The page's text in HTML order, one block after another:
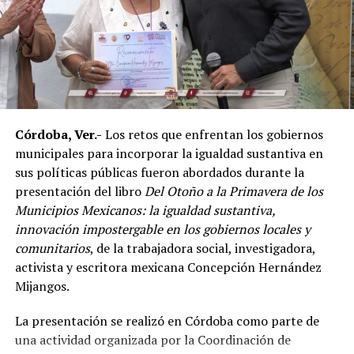
Marroquín destacó el desempeño que ha tenido México
en competencias internacionales de artes marciales
mixtas y sostuvo que el país se ha consolidado como una
de las principales potencias del continente americano
en esta disciplina.
De acuerdo con el dirigente deportivo, México ha
conseguido cinco campeonatos panamericanos
consecutivos por equipos, superando a delegaciones
como Estados Unidos y Brasil, considerado uno de los
países con mayor tradición en las artes marciales
mixtas.
Ante los cuestionamientos sobre el nivel de agresividad
de este deporte, señaló que las competencias cuentan
con la edad y experiencia de los participantes.
Córdoba, Ver.- Los retos que enfrentan los gobiernos
municipales para incorporar la igualdad sustantiva en
sus políticas públicas fueron abordados durante la
presentación del libroDel Otoño a la Primavera de los
Municipios Mexicanos: la igualdad sustantiva,
innovación impostergable en los gobiernos locales y
comunitarios, de la trabajadora social, investigadora,
activista y escritora mexicana Concepción Hernández
Mijangos.
La presentación se realizó en Córdoba como parte de
una actividad organizada por la Coordinación de